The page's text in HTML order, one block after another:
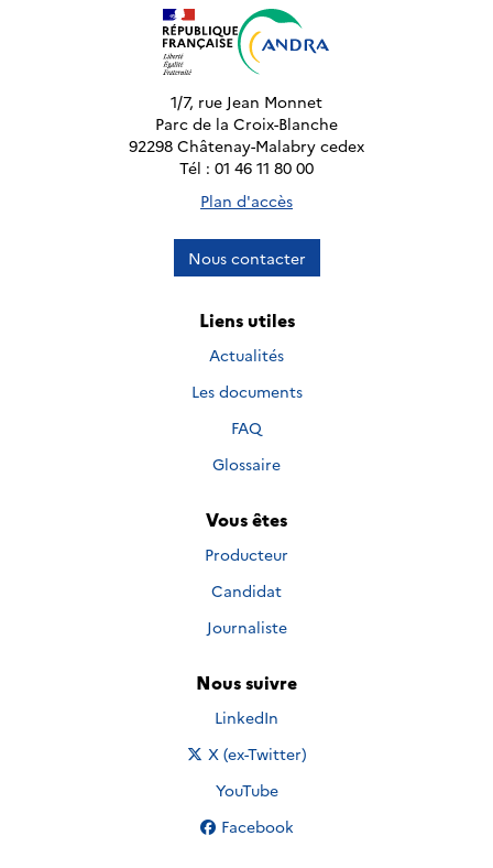
1/7, rue Jean Monnet
Parc de la Croix-Blanche
92298 Châtenay-Malabry cedex
Tél : 01 46 11 80 00
Plan d'accès
Nous contacter
Liens utiles
Actualités
Les documents
FAQ
Glossaire
Vous êtes
Producteur
Candidat
Journaliste
Nous suivre
Nous suivre sur
LinkedIn
Nous suivre sur
X (ex-Twitter)
Nous suivre sur
YouTube
Nous suivre sur
Facebook